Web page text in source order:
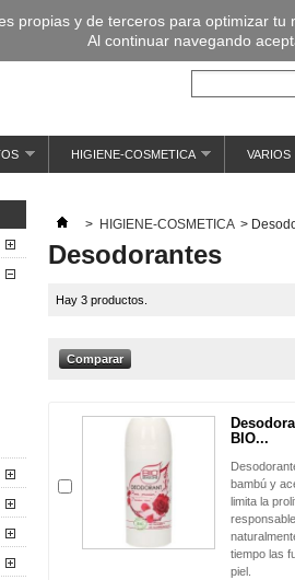
HIGIENE-COSMETICA VARIOS
> HIGIENE-COSMETICA >
Desodorantes
Hay 3 productos.
BIO...
bambú y
limita la
tiempo las
piel.
propias y de terceros para optimizar
Al continuar navegando